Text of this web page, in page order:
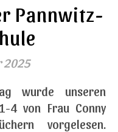
Pannwitz-
2025
4 von Frau Conny
vorgelesen.